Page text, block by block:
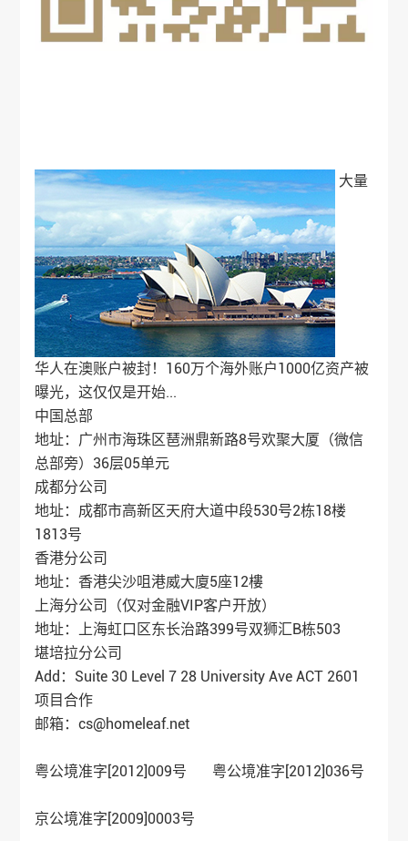
大量
华人在澳账户被封！160万个海外账户1000亿资产被
曝光，这仅仅是开始...
中国总部
地址：广州市海珠区琶洲鼎新路8号欢聚大厦（微信
总部旁）36层05单元
成都分公司
地址：成都市高新区天府大道中段530号2栋18楼
1813号
香港分公司
地址：香港尖沙咀港威大廈5座12樓
上海分公司（仅对金融VIP客户开放）
地址：上海虹口区东长治路399号双狮汇B栋503
堪培拉分公司
Add：Suite 30 Level 7 28 University Ave ACT 2601
项目合作
邮箱：cs@homeleaf.net
粤公境准字[2012]009号 粤公境准字[2012]036号
京公境准字[2009]0003号